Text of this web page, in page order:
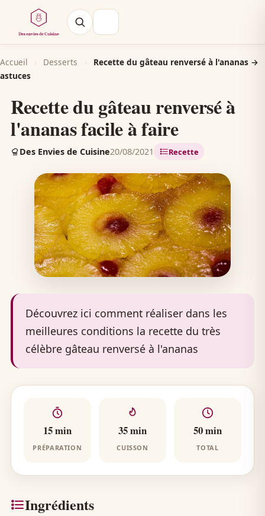
Accueil › Desserts ›
Recette du gâteau renversé à l'ananas →
astuces
Recette du gâteau renversé à
l'ananas facile à faire
Des Envies de Cuisine20/08/2021 Recette
Découvrez ici comment réaliser dans les
meilleures conditions la recette du très
célèbre gâteau renversé à l'ananas
15 min
PRÉPARATION
35 min
CUISSON
50 min
TOTAL
Ingrédients